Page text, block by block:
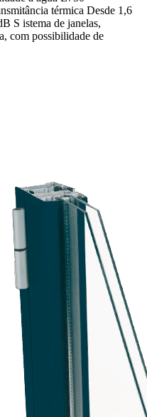
térmica Desde 1,6
S istema de janelas,
com possibilidade de